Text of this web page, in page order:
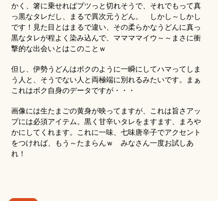
かく、箸に乗せればプツっと切れそうで、それでもって真
っ黒なタレだし、まるで異次元うどん。 しかし～しかし
です！見た目とはまるで違い、その柔らかなうどんに真っ
黒なタレが程よく染み込んで、ママママイウ～～まさに衝
撃的な出会いとはこのことｗ
但し、伊勢うどんはボクのように一瞬にしてハマってしま
う人と、そうでない人と両極端に別れるみたいです。まぁ
これはボク自身のデータですが・・・
画像には生たまごの黄身が映ってますが、これは旨さアッ
プには必須アイテム。黒く甘辛いタレをますます、まろや
かにしてくれます。これに一味、七味唐辛子でアクセント
をつければ、もう～たまらんｗ みなさん一度お試しあ
れ！